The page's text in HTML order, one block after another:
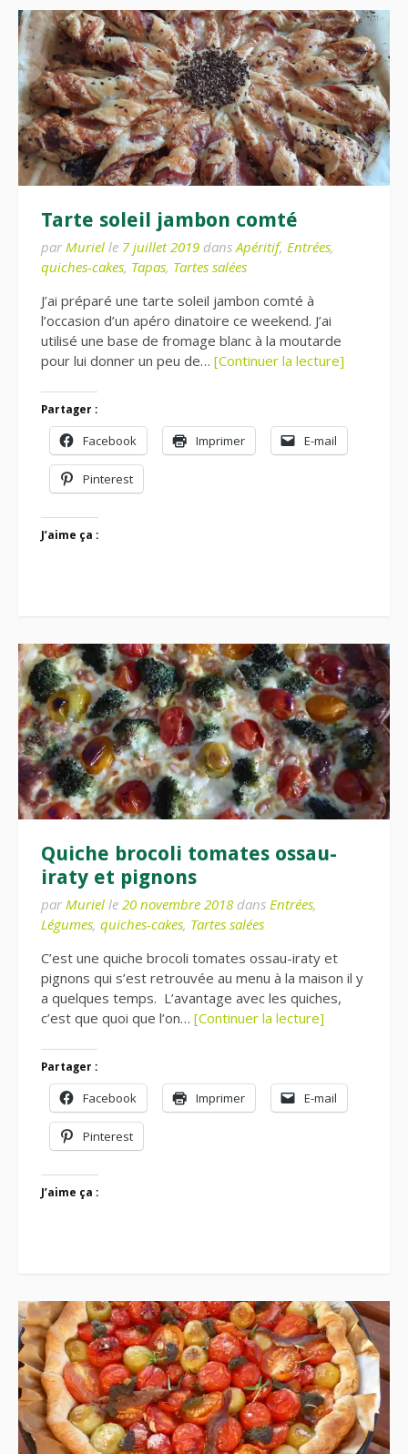
Tarte soleil jambon comté
par Muriel le 7 juillet 2019 dansApéritif, Entrées,
quiches-cakes, Tapas, Tartes salées
J’ai préparé une tarte soleil jambon comté à
l’occasion d’un apéro dinatoire ce weekend. J’ai
utilisé une base de fromage blanc à la moutarde
pour lui donner un peu de… [Continuer la lecture]
Partager :
Facebook Imprimer E-mail
Pinterest
J’aime ça :
Quiche brocoli tomates ossau-
iraty et pignons
par Muriel le 20 novembre 2018 dans Entrées,
Légumes, quiches-cakes, Tartes salées
C’est une quiche brocoli tomates ossau-iraty et
pignons qui s’est retrouvée au menu à la maison il y
a quelques temps. L’avantage avec les quiches,
c’est que quoi que l’on… [Continuer la lecture]
Partager :
Facebook Imprimer E-mail
Pinterest
J’aime ça :